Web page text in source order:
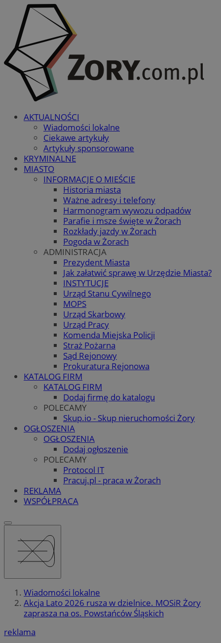
AKTUALNOŚCI
Wiadomości lokalne
Ciekawe artykuły
Artykuły sponsorowane
KRYMINALNE
MIASTO
INFORMACJE O MIEŚCIE
Historia miasta
Ważne adresy i telefony
Harmonogram wywozu odpadów
Parafie i msze święte w Żorach
Rozkłady jazdy w Żorach
Pogoda w Żorach
ADMINISTRACJA
Prezydent Miasta
Jak załatwić sprawę w Urzędzie Miasta?
INSTYTUCJE
Urząd Stanu Cywilnego
MOPS
Urząd Skarbowy
Urząd Pracy
Komenda Miejska Policji
Straż Pożarna
Sąd Rejonowy
Prokuratura Rejonowa
KATALOG FIRM
KATALOG FIRM
Dodaj firmę do katalogu
POLECAMY
Skup.io - Skup nieruchomości Żory
OGŁOSZENIA
OGŁOSZENIA
Dodaj ogłoszenie
POLECAMY
Protocol IT
Pracuj.pl - praca w Żorach
REKLAMA
WSPÓŁPRACA
Wiadomości lokalne
Akcja Lato 2026 rusza w dzielnice. MOSiR Żory
zaprasza na os. Powstańców Śląskich
reklama